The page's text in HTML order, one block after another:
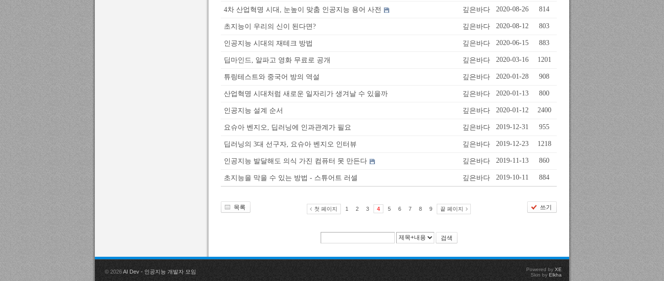
4차 산업혁명 시대, 눈높이 맞춤 인공지능 용어 사전 깊은바다 2020-08-26 814
초지능이 우리의 신이 된다면? 깊은바다 2020-08-12 803
인공지능 시대의 재테크 방법 깊은바다 2020-06-15 883
딥마인드, 알파고 영화 무료로 공개 깊은바다 2020-03-16 1201
튜링테스트와 중국어 방의 역설 깊은바다 2020-01-28 908
산업혁명 시대처럼 새로운 일자리가 생겨날 수 있을까 깊은바다 2020-01-13 800
인공지능 설계 순서 깊은바다 2020-01-12 2400
요슈아 벤지오, 딥러닝에 인과관계가 필요 깊은바다 2019-12-31 955
딥러닝의 3대 선구자, 요슈아 벤지오 인터뷰 깊은바다 2019-12-23 1218
인공지능 발달해도 의식 가진 컴퓨터 못 만든다 깊은바다 2019-11-13 860
초지능을 막을 수 있는 방법 - 스튜어트 러셀 깊은바다 2019-10-11 884
목록 쓰기
첫 페이지 1 2 3 4 5 6 7 8 9 끝 페이지
검색
© 2026AI Dev - 인공지능 개발자 모임 Powered by XE
Skin by Elkha